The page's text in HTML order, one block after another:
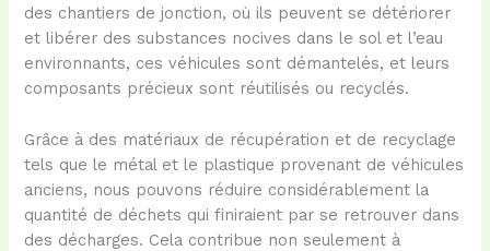
des chantiers de jonction, où ils peuvent se détériorer
et libérer des substances nocives dans le sol et l’eau
environnants, ces véhicules sont démantelés, et leurs
composants précieux sont réutilisés ou recyclés.
Grâce à des matériaux de récupération et de recyclage
tels que le métal et le plastique provenant de véhicules
anciens, nous pouvons réduire considérablement la
quantité de déchets qui finiraient par se retrouver dans
des décharges. Cela contribue non seulement à